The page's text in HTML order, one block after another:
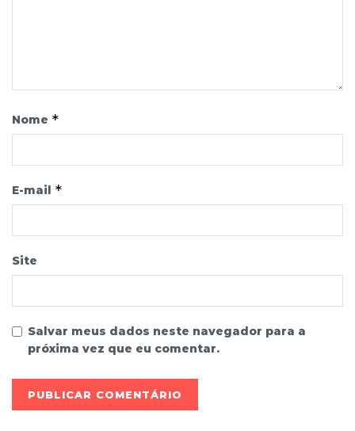
Nome *
E-mail *
Site
Salvar meus dados neste navegador para a
próxima vez que eu comentar.